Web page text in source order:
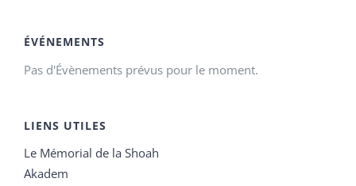
ÉVÉNEMENTS
Pas d'Évènements prévus pour le moment.
LIENS UTILES
Le Mémorial de la Shoah
Akadem